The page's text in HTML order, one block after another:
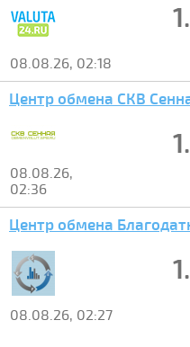
08.08.26, 02:18
Центр обмена СКВ
08.08.26,
02:36
Центр обмена
08.08.26, 02:27